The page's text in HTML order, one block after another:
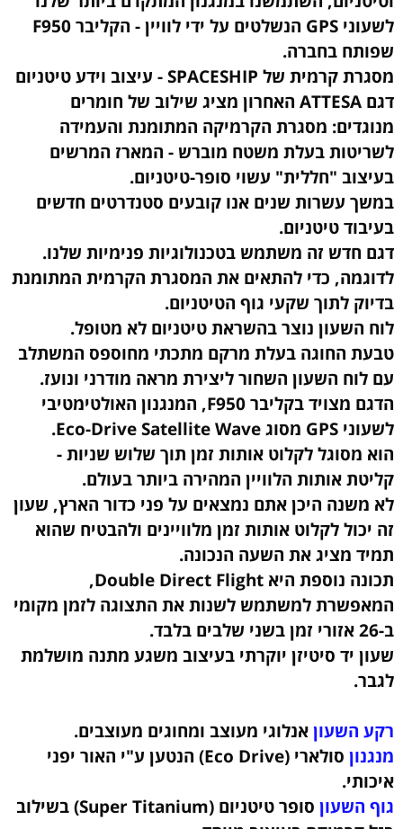
לשעוני GPS הנשלטים על ידי לוויין - הקליבר F950
שפותח בחברה.
מסגרת קרמית של SPACESHIP - עיצוב וידע טיטניום
דגם ATTESA האחרון מציג שילוב של חומרים
מנוגדים: מסגרת הקרמיקה המתומנת והעמידה
לשריטות בעלת משטח מוברש - המארז המרשים
בעיצוב "חללית" עשוי סופר-טיטניום.
במשך עשרות שנים אנו קובעים סטנדרטים חדשים
בעיבוד טיטניום.
דגם חדש זה משתמש בטכנולוגיות פנימיות שלנו.
לדוגמה, כדי להתאים את המסגרת הקרמית המתומנת
בדיוק לתוך שקעי גוף הטיטניום.
לוח השעון נוצר בהשראת טיטניום לא מטופל.
טבעת החוגה בעלת מרקם מתכתי מחוספס המשתלב
עם לוח השעון השחור ליצירת מראה מודרני ונועז.
הדגם מצויד בקליבר F950, המנגנון האולטימטיבי
לשעוני GPS מסוג Eco-Drive Satellite Wave.
הוא מסוגל לקלוט אותות זמן תוך שלוש שניות -
קליטת אותות הלוויין המהירה ביותר בעולם.
לא משנה היכן אתם נמצאים על פני כדור הארץ, שעון
זה יכול לקלוט אותות זמן מלוויינים ולהבטיח שהוא
תמיד מציג את השעה הנכונה.
תכונה נוספת היא Double Direct Flight,
המאפשרת למשתמש לשנות את התצוגה לזמן מקומי
ב-26 אזורי זמן בשני שלבים בלבד.
שעון יד סיטיזן יוקרתי בעיצוב משגע מתנה מושלמת
לגבר.
רקע השעוןאנלוגי מעוצב ומחוגים מעוצבים.
מנגנון
סולארי (Eco Drive) הנטען ע"י האור יפני
איכותי.
גוף השעון
סופר טיטניום (Super Titanium) בשילוב